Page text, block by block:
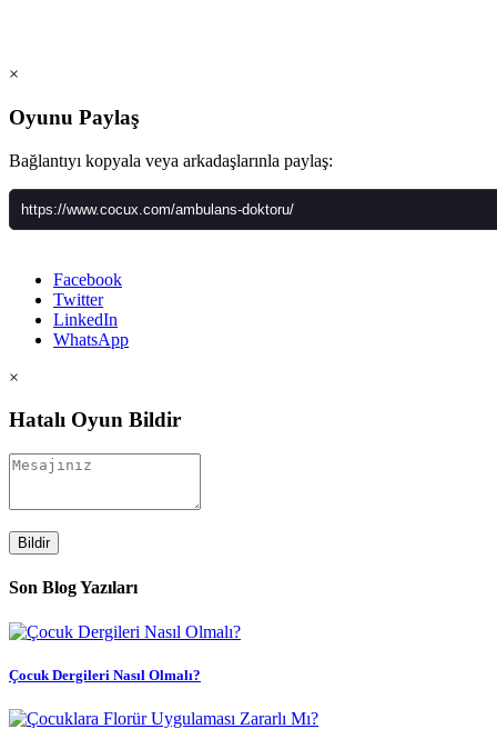
×
Oyunu Paylaş
Bağlantıyı kopyala veya arkadaşlarınla paylaş:
Facebook
Twitter
LinkedIn
WhatsApp
×
Hatalı Oyun Bildir
Bildir
Son Blog Yazıları
Çocuk Dergileri Nasıl Olmalı?